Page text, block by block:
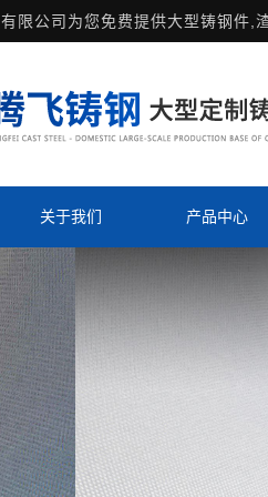
限公司为您免费提供大型铸钢件 ,
关于我们 产品中心